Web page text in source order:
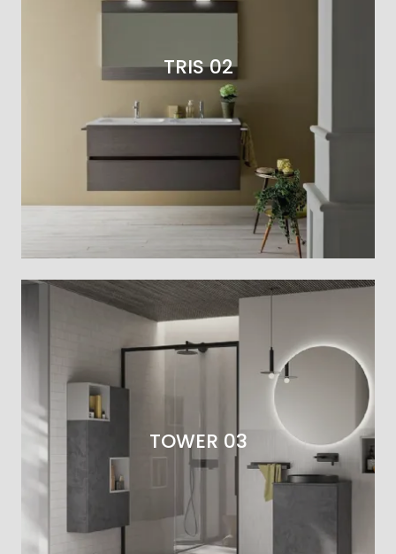
TRIS 02
TOWER 03